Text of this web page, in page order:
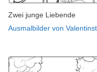
Zwei junge Liebende
Ausmalbilder von